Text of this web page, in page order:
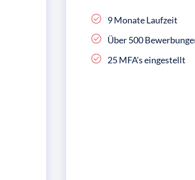
9 Monate Laufzeit
Über 500
25 MFA's eingestellt